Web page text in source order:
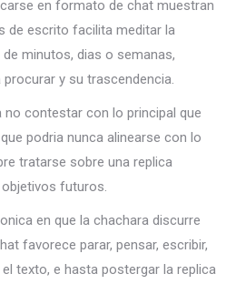
en formato de chat muestran
de escrito facilita meditar la
minutos, dias o semanas,
y su trascendencia.
no contestar con lo principal que
podria nunca alinearse con lo
tratarse sobre una replica
futuros.
en que la chachara discurre
favorece parar, pensar, escribir,
texto, e hasta postergar la replica